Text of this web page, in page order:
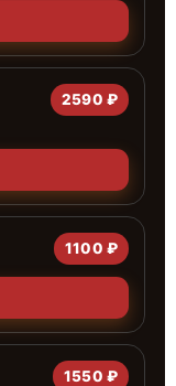
2590 ₽
1100 ₽
1550 ₽